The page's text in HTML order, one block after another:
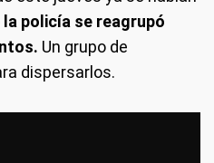
la policía se reagrupó
Un grupo de
dispersarlos.